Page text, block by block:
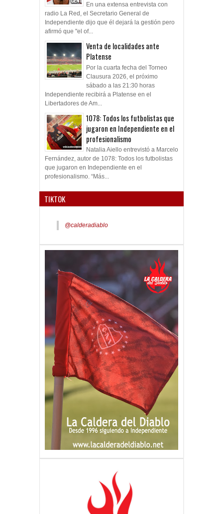
En una extensa entrevista con
radio La Red, el Secretario General de
Independiente dijo que él dejará la gestión pero
afirmó que "el of...
Venta de localidades ante
Platense
Por la cuarta fecha del Torneo
Clausura 2026, el próximo
sábado a las 21:30 horas
Independiente recibirá a Platense en el
Libertadores de Am...
1078: Todos los futbolistas que
jugaron en Independiente en el
profesionalismo
Natalia Aiello entrevistó a Marcelo
Fernández, autor de 1078: Todos los futbolistas
que jugaron en Independiente en el
profesionalismo. “Más...
TIKTOK
@calderadiablo